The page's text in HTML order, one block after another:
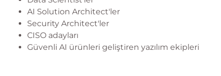
AI Solution Architect'ler
Security Architect'ler
CISO adayları
Güvenli AI ürünleri geliştiren yazılım ekipleri